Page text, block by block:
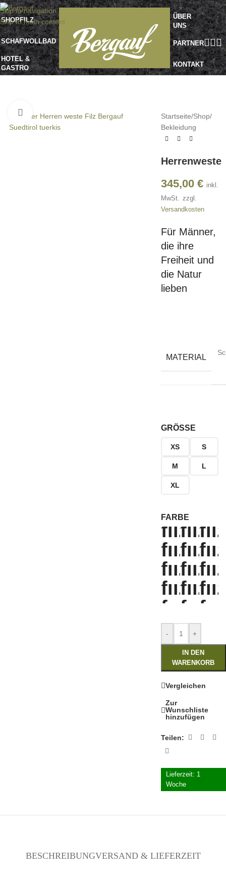
Skip to navigation
Skip to main content
SHOPFILZ
SCHAFWOLLBAD
HOTEL &
GASTRO
ÜBER
UNS
PARTNER
KONTAKT
Klick zu Vergrößern Startseite/Shop/
Bekleidung
Herrenweste
345,00 € inkl.
MwSt. zzgl.
Versandkosten
Für Männer,
die ihre
Freiheit und
die Natur
lieben
MATERIAL
GRÖSSE
XS S
M L
XL
FARBE
- +
IN DEN
WARENKORB
Vergleichen
Zur
Wunschliste
hinzufügen
Teilen:
Lieferzeit: 1
Woche
BESCHREIBUNGVERSAND & LIEFERZEIT